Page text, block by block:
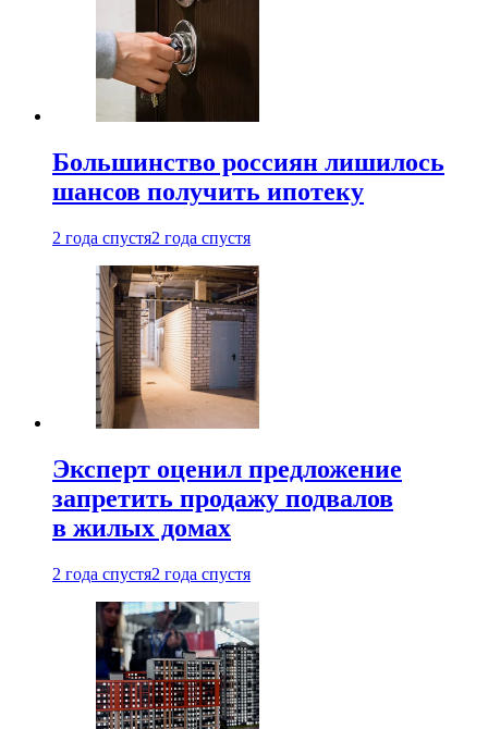
Большинство россиян лишилось
шансов получить ипотеку
2 года спустя2 года спустя
Эксперт оценил предложение
запретить продажу подвалов
в жилых домах
2 года спустя2 года спустя